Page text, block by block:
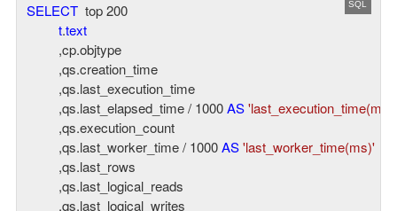
SELECT
  top
200
t.text
         ,cp.objtype
         ,qs.creation_time
         ,qs.last_execution_time
         ,qs.last_elapsed_time /
1000AS'last_execution_time(ms)'
         ,qs.execution_count
         ,qs.last_worker_time /
1000AS'last_worker_time(ms)'
         ,qs.last_rows
         ,qs.last_logical_reads
         ,qs.last_logical_writes